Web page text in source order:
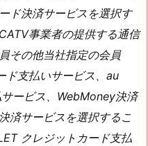
ド決済サービスを選択す
事業者の提供する通信
その他当社指定の会員
ド支払いサービス、au
ービス、WebMoney決済
済サービスを選択するこ
クレジットカード支払